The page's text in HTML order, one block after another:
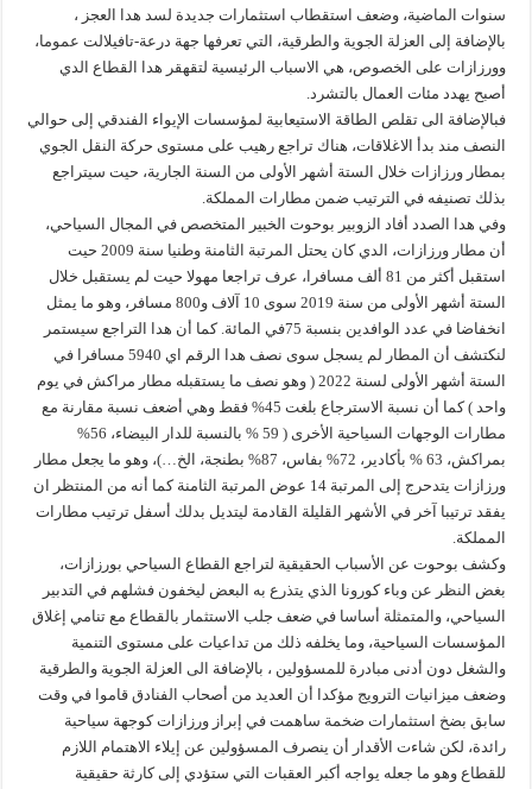
سنوات الماضية، وضعف استقطاب استثمارات جديدة لسد هدا العجز ،
بالإضافة إلى العزلة الجوية والطرقية، التي تعرفها جهة درعة-تافيلالت عموما،
وورزازات على الخصوص، هي الاسباب الرئيسية لتقهقر هدا القطاع الدي
أصبح يهدد مئات العمال بالتشرد.
فبالإضافة الى تقلص الطاقة الاستيعابية لمؤسسات الإيواء الفندقي إلى حوالي
النصف مند بدأ الاغلاقات، هناك تراجع رهيب على مستوى حركة النقل الجوي
بمطار ورزازات خلال الستة أشهر الأولى من السنة الجارية، حيت سيتراجع
بذلك تصنيفه في الترتيب ضمن مطارات المملكة.
وفي هدا الصدد أفاد الزوبير بوحوت الخبير المتخصص في المجال السياحي،
أن مطار ورزازات، الدي كان يحتل المرتبة الثامنة وطنيا سنة 2009 حيت
استقبل أكثر من 81 ألف مسافرا، عرف تراجعا مهولا حيت لم يستقبل خلال
الستة أشهر الأولى من سنة 2019 سوى 10 آلاف و800 مسافر، وهو ما يمثل
انخفاضا في عدد الوافدين بنسبة 75في المائة. كما أن هدا التراجع سيستمر
لنكتشف أن المطار لم يسجل سوى نصف هدا الرقم اي 5940 مسافرا في
الستة أشهر الأولى لسنة 2022 ( وهو نصف ما يستقبله مطار مراكش في يوم
واحد ) كما أن نسبة الاسترجاع بلغت 45% فقط وهي أضعف نسبة مقارنة مع
مطارات الوجهات السياحية الأخرى ( 59 % بالنسبة للدار البيضاء، 56%
بمراكش، 63 % بأكادير، 72% بفاس، 87% بطنجة، الخ…)، وهو ما يجعل مطار
ورزازات يتدحرج إلى المرتبة 14 عوض المرتبة الثامنة كما أنه من المنتظر ان
يفقد ترتيبا آخر في الأشهر القليلة القادمة ليتديل بدلك أسفل ترتيب مطارات
المملكة.
وكشف بوحوت عن الأسباب الحقيقية لتراجع القطاع السياحي بورزازات،
بغض النظر عن وباء كورونا الذي يتذرع به البعض ليخفون فشلهم في التدبير
السياحي، والمتمثلة أساسا في ضعف جلب الاستثمار بالقطاع مع تنامي إغلاق
المؤسسات السياحية، وما يخلفه ذلك من تداعيات على مستوى التنمية
والشغل دون أدنى مبادرة للمسؤولين ، بالإضافة الى العزلة الجوية والطرقية
وضعف ميزانيات الترويج مؤكدا أن العديد من أصحاب الفنادق قاموا في وقت
سابق بضخ استثمارات ضخمة ساهمت في إبراز ورزازات كوجهة سياحية
رائدة، لكن شاءت الأقدار أن ينصرف المسؤولين عن إيلاء الاهتمام اللازم
للقطاع وهو ما جعله يواجه أكبر العقبات التي ستؤدي إلى كارثة حقيقية